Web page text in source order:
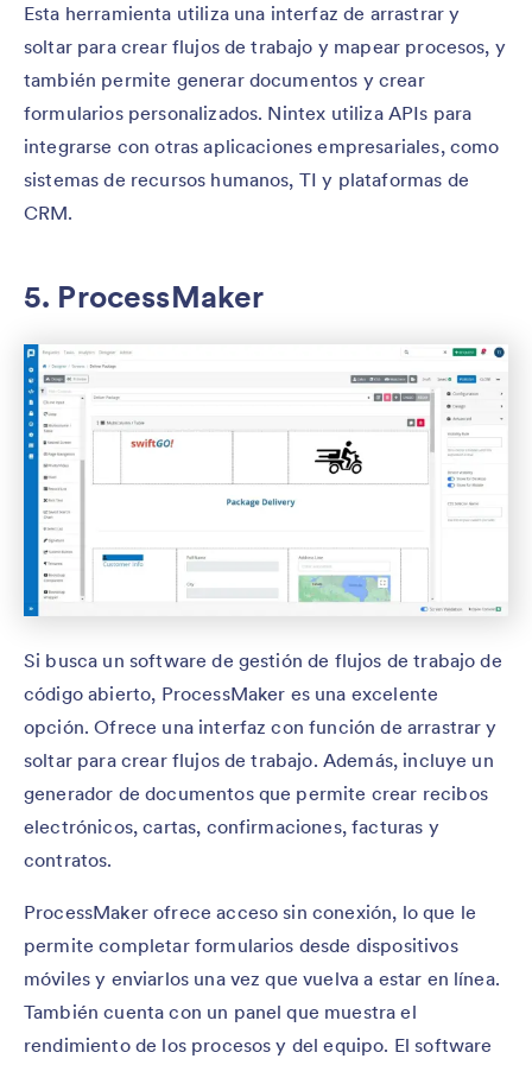
Esta herramienta utiliza una interfaz de arrastrar y
soltar para crear flujos de trabajo y mapear procesos, y
también permite generar documentos y crear
formularios personalizados. Nintex utiliza APIs para
integrarse con otras aplicaciones empresariales, como
sistemas de recursos humanos, TI y plataformas de
CRM.
5. ProcessMaker
Si busca un software de gestión de flujos de trabajo de
código abierto, ProcessMaker es una excelente
opción. Ofrece una interfaz con función de arrastrar y
soltar para crear flujos de trabajo. Además, incluye un
generador de documentos que permite crear recibos
electrónicos, cartas, confirmaciones, facturas y
contratos.
ProcessMaker ofrece acceso sin conexión, lo que le
permite completar formularios desde dispositivos
móviles y enviarlos una vez que vuelva a estar en línea.
También cuenta con un panel que muestra el
rendimiento de los procesos y del equipo. El software